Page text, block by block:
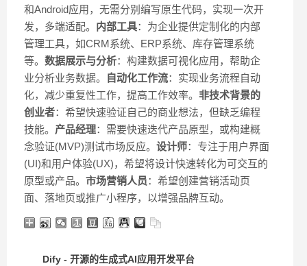
和Android应用，无需分别编写原生代码，实现一次开
发，多端适配。 内部工具：为企业提供定制化的内部
管理工具，如CRM系统、ERP系统、库存管理系统
等。 数据展示与分析：构建数据可视化应用，帮助企
业分析业务数据。
自动化工作流：实现业务流程自动
化，减少重复性工作，提高工作效率。 非技术背景的
创业者：希望快速验证自己的商业想法，但缺乏编程
技能。 产品经理：需要快速迭代产品原型，或构建概
念验证(MVP)测试市场反应。 设计师：专注于用户界面
(UI)和用户体验(UX)，希望将设计快速转化为可交互的
原型或产品。 市场营销人员：希望创建营销活动页
面、落地页或推广小程序，以增强品牌互动。
Dify - 开源的生成式AI应用开发平台